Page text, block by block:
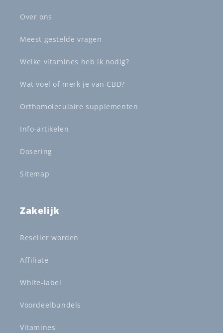
Over ons
Meest gestelde vragen
Welke vitamines heb ik nodig?
Wat voel of merk je van CBD?
Orthomoleculaire supplementen
Info-artikelen
Dosering
Sitemap
Zakelijk
Reseller worden
Affiliate
White-label
Voordeelbundels
Vitamines